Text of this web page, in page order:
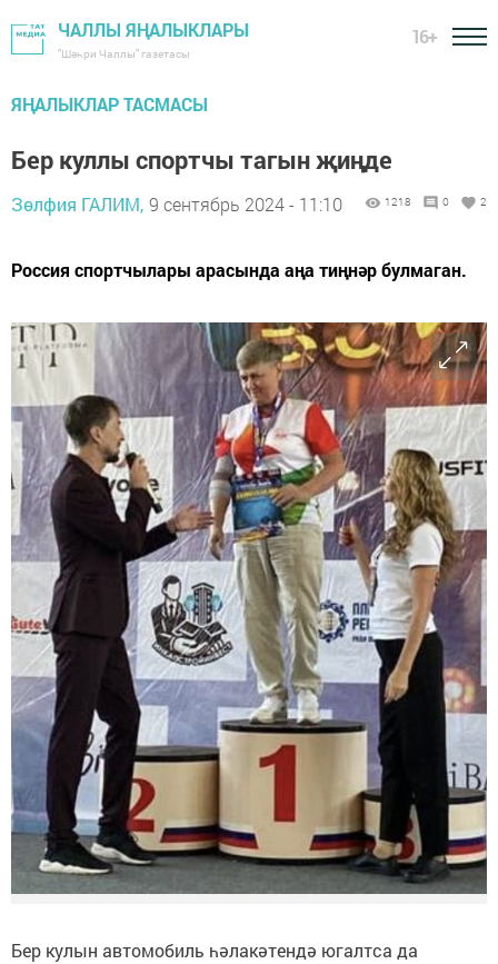
ЧАЛЛЫ ЯҢАЛЫКЛАРЫ
"Шәһри Чаллы" газетасы
16+
ЯҢАЛЫКЛАР ТАСМАСЫ
Бер куллы спортчы тагын җиңде
Зөлфия ГАЛИМ, 9 сентябрь 2024 - 11:10 1218 0 2
Россия спортчылары арасында аңа тиңнәр булмаган.
Бер кулын автомобиль һәлакәтендә югалтса да